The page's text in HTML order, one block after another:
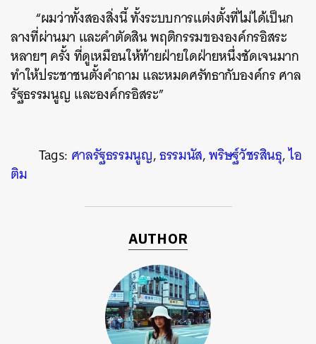
“ผมว่าทั้งสองสิ่งนี้ ทั้งระบบการแต่งตั้งที่ไม่ได้เป็นก
ลางที่ผ่านมา และคำตัดสิน พฤติกรรมขององค์กรอิสระ
หลายๆ ครั้ง ที่ดูเหมือนให้ท้ายฝ่ายใดฝ่ายหนึ่งชัดเจนมาก
ทำให้ประชาชนตั้งคำถาม และหมดศรัทธากับองค์กร ศาล
รัฐธรรมนูญ และองค์กรอิสระ”
Tags: ศาลรัฐธรรมนูญ,ธรรมนัส,พริษฐ์วัชรสินธุ,ไอ
ติม
AUTHOR